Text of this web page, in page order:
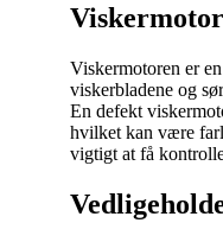
Viskermotoren er
viskerbladene og
En defekt
hvilket kan være
vigtigt at få